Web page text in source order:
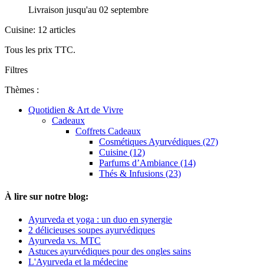
Livraison jusqu'au 02 septembre
Cuisine: 12 articles
Tous les prix TTC.
Filtres
Thèmes :
Quotidien & Art de Vivre
Cadeaux
Coffrets Cadeaux
Cosmétiques Ayurvédiques (27)
Cuisine (12)
Parfums d’Ambiance (14)
Thés & Infusions (23)
À lire sur notre blog:
Ayurveda et yoga : un duo en synergie
2 délicieuses soupes ayurvédiques
Ayurveda vs. MTC
Astuces ayurvédiques pour des ongles sains
L'Ayurveda et la médecine